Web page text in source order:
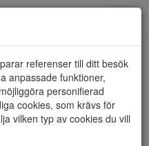
referenser till ditt besök
anpassade funktioner,
personifierad
cookies, som krävs för
vilken typ av cookies du vill